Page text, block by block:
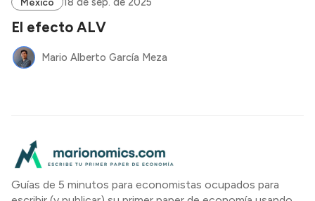
El efecto ALV
Mario Alberto García Meza
Guías de 5 minutos para economistas ocupados para